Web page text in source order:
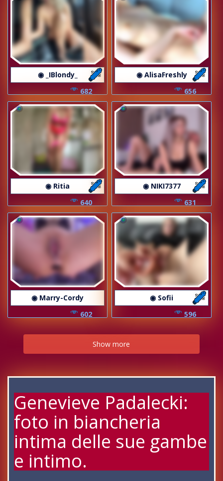
◉ _IBlondy_
682
◉ AlisaFreshly
656
◉ Ritia
640
◉ NIKI7377
631
◉ Marry-Cordy
602
◉ Sofii
596
Show more
Genevieve Padalecki:
foto in biancheria
intima delle sue gambe
e intimo.